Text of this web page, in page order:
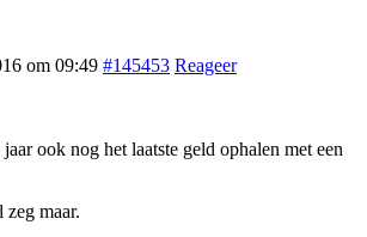
om 09:49 #145453 Reageer
ook nog het laatste geld ophalen met een
zeg maar.